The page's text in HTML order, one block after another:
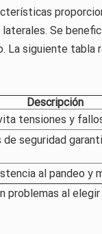
Se
La siguiente tabla
Descripción
tensiones y
seguridad
al pandeo y
al elegir